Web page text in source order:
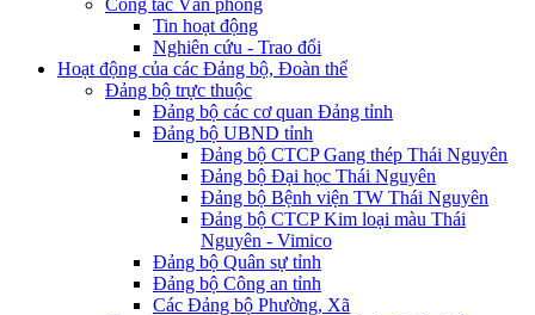
Tin hoạt động
Nghiên cứu - Trao đổi
Hoạt động của các Đảng bộ, Đoàn thể
Đảng bộ trực thuộc
Đảng bộ các cơ quan Đảng tỉnh
Đảng bộ UBND tỉnh
Đảng bộ CTCP Gang thép Thái Nguyên
Đảng bộ Đại học Thái Nguyên
Đảng bộ Bệnh viện TW Thái Nguyên
Đảng bộ CTCP Kim loại màu Thái
Nguyên - Vimico
Đảng bộ Quân sự tỉnh
Đảng bộ Công an tỉnh
Các Đảng bộ Phường, Xã